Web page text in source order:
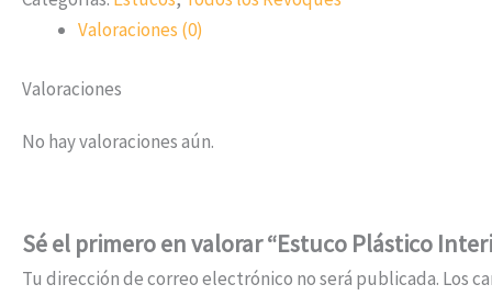
Valoraciones (0)
Valoraciones
No hay valoraciones aún.
Sé el primero en valorar “Estuco Plástico
Tu dirección de correo electrónico no será publicada. Los